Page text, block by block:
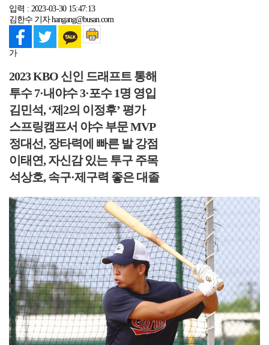
입력 : 2023-03-30 15:47:13
김한수 기자 hangang@busan.com
가
2023 KBO 신인 드래프트 통해
투수 7·내야수 3·포수 1명 영입
김민석, ‘제2의 이정후’ 평가
스프링캠프서 야수 부문 MVP
정대선, 장타력에 빠른 발 강점
이태연, 자신감 있는 투구 주목
석상호, 속구·제구력 좋은 대졸